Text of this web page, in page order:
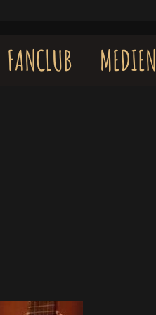
FANCLUB MEDIEN